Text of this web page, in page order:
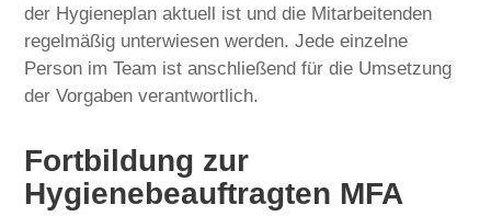
der Hygieneplan aktuell ist und die Mitarbeitenden
regelmäßig unterwiesen werden. Jede einzelne
Person im Team ist anschließend für die Umsetzung
der Vorgaben verantwortlich.
Fortbildung zur
Hygienebeauftragten MFA